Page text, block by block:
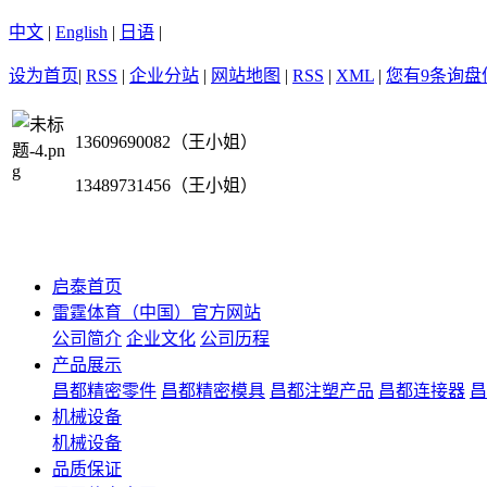
中文 | English | 日语 |
设为首页| RSS | 企业分站 | 网站地图 | RSS | XML | 您有9条询盘
13609690082（王小姐）
13489731456（王小姐）
启泰首页
雷霆体育（中国）官方网站
公司简介 企业文化 公司历程
产品展示
昌都精密零件 昌都精密模具 昌都注塑产品 昌都连接器
机械设备
机械设备
品质保证